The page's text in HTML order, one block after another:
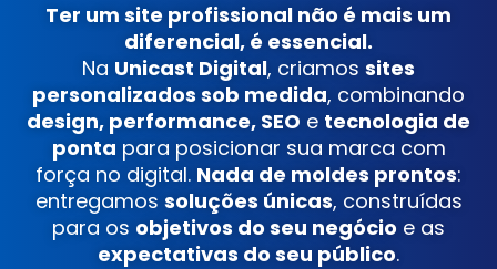
Ter um site profissional não é mais um
diferencial, é essencial.
Na Unicast Digital, criamos sites
personalizados sob medida, combinando
design, performance, SEO e tecnologia de
ponta para posicionar sua marca com
força no digital. Nada de moldes prontos:
entregamos soluções únicas, construídas
para os objetivos do seu negócio e as
expectativas do seu público.